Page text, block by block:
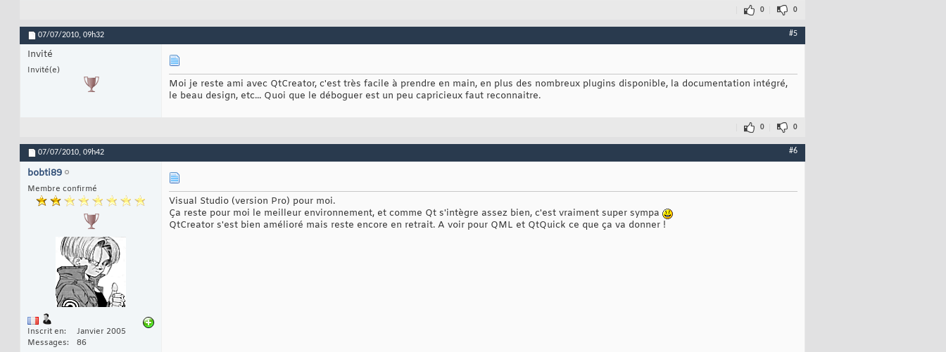
0 0
07/07/2010, 09h32 #5
Invité
Invité(e)
Moi je reste ami avec QtCreator, c'est très facile à prendre en main, en plus des nombreux plugins disponible, la documentation intégré,
le beau design, etc... Quoi que le déboguer est un peu capricieux faut reconnaitre.
0 0
07/07/2010, 09h42 #6
bobti89
Membre confirmé
Inscrit en
Janvier 2005
Messages
86
Visual Studio (version Pro) pour moi.
Ça reste pour moi le meilleur environnement, et comme Qt s'intègre assez bien, c'est vraiment super sympa
QtCreator s'est bien amélioré mais reste encore en retrait. A voir pour QML et QtQuick ce que ça va donner !